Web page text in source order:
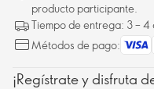
producto participante.
Tiempo de entrega: 3 –
Métodos de pago:
¡Regístrate y disfruta